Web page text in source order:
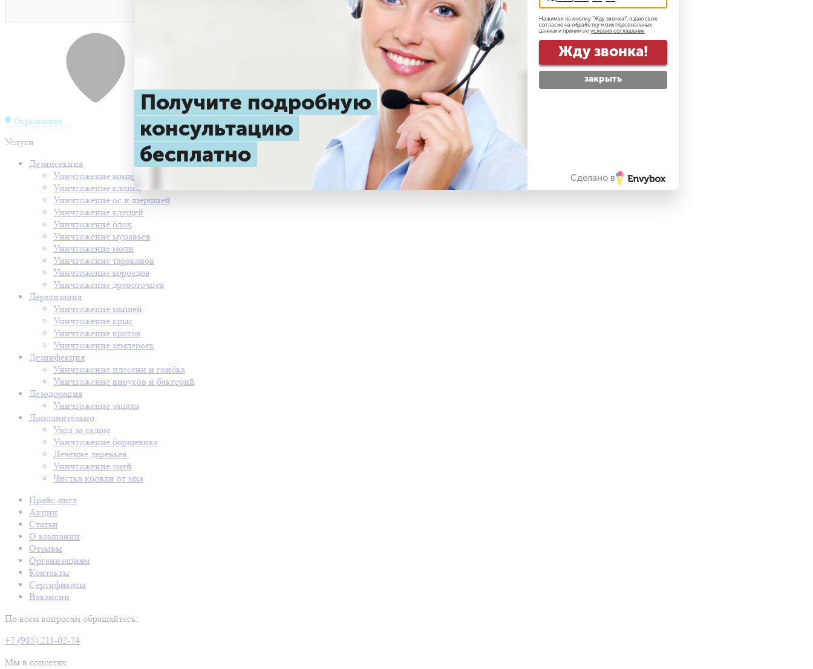
Определение...
Услуги
Дезинсекция
Уничтожение комаров
Уничтожение клопов
Уничтожение ос и шершней
Уничтожение клещей
Уничтожение блох
Уничтожение муравьев
Уничтожение моли
Уничтожение тараканов
Уничтожение короедов
Уничтожение древоточцев
Дератизация
Уничтожение мышей
Уничтожение крыс
Уничтожение кротов
Уничтожение землероек
Дезинфекция
Уничтожение плесени и грибка
Уничтожение вирусов и бактерий
Дезодорация
Уничтожение запаха
Дополнительно
Уход за садом
Уничтожение борщевика
Лечение деревьев
Уничтожение змей
Чистка кровли от мха
Прайс-лист
Акции
Статьи
О компании
Отзывы
Организациям
Контакты
Сертификаты
Вакансии
По всем вопросам обращайтесь:
+7 (985) 211-02-74
Мы в соцсетях:
Получите подробную
консультацию
бесплатно
Нажимая на кнопку "Жду звонка!", я даю свое
согласие на обработку моих персональных
данных и принимаю условия соглашения
Жду звонка!
закрыть
Сделано в